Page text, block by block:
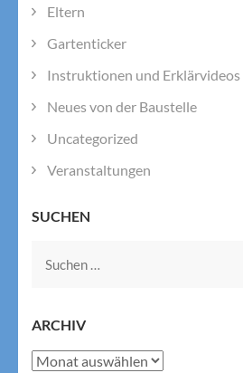
Eltern
Gartenticker
Instruktionen und Erklärvideos
Neues von der Baustelle
Uncategorized
Veranstaltungen
SUCHEN
Suchen
ARCHIV
Archiv